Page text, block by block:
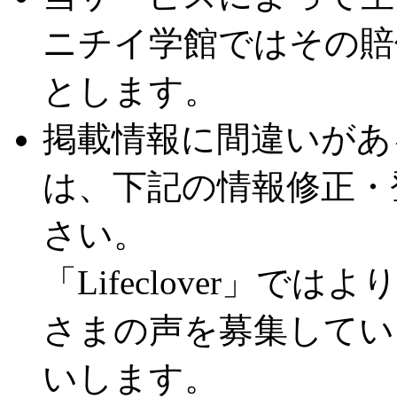
ニチイ学館ではその
とします。
掲載情報に間違いが
は、下記の情報修正
さい。
「Lifeclover」ではよ
さまの声を募集して
いします。